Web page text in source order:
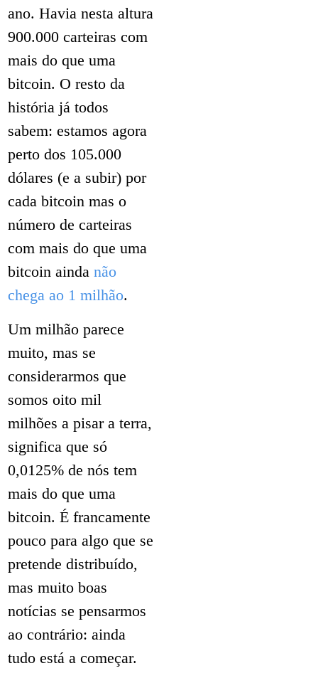
ano. Havia nesta altura
900.000 carteiras com
mais do que uma
bitcoin. O resto da
história já todos
sabem: estamos agora
perto dos 105.000
dólares (e a subir) por
cada bitcoin mas o
número de carteiras
com mais do que uma
bitcoin ainda não
chega ao 1 milhão.
Um milhão parece
muito, mas se
considerarmos que
somos oito mil
milhões a pisar a terra,
significa que só
0,0125% de nós tem
mais do que uma
bitcoin. É francamente
pouco para algo que se
pretende distribuído,
mas muito boas
notícias se pensarmos
ao contrário: ainda
tudo está a começar.